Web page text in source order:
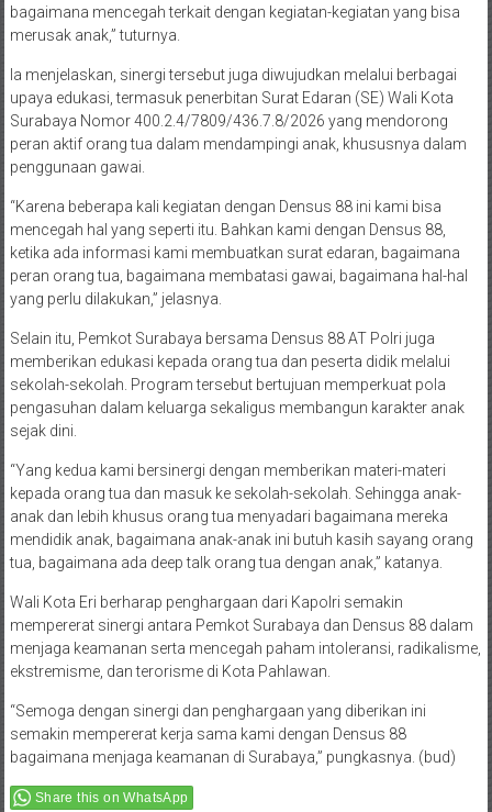
bagaimana mencegah terkait dengan kegiatan-kegiatan yang bisa
merusak anak,” tuturnya.
Ia menjelaskan, sinergi tersebut juga diwujudkan melalui berbagai
upaya edukasi, termasuk penerbitan Surat Edaran (SE) Wali Kota
Surabaya Nomor 400.2.4/7809/436.7.8/2026 yang mendorong
peran aktif orang tua dalam mendampingi anak, khususnya dalam
penggunaan gawai.
“Karena beberapa kali kegiatan dengan Densus 88 ini kami bisa
mencegah hal yang seperti itu. Bahkan kami dengan Densus 88,
ketika ada informasi kami membuatkan surat edaran, bagaimana
peran orang tua, bagaimana membatasi gawai, bagaimana hal-hal
yang perlu dilakukan,” jelasnya.
Selain itu, Pemkot Surabaya bersama Densus 88 AT Polri juga
memberikan edukasi kepada orang tua dan peserta didik melalui
sekolah-sekolah. Program tersebut bertujuan memperkuat pola
pengasuhan dalam keluarga sekaligus membangun karakter anak
sejak dini.
“Yang kedua kami bersinergi dengan memberikan materi-materi
kepada orang tua dan masuk ke sekolah-sekolah. Sehingga anak-
anak dan lebih khusus orang tua menyadari bagaimana mereka
mendidik anak, bagaimana anak-anak ini butuh kasih sayang orang
tua, bagaimana ada deep talk orang tua dengan anak,” katanya.
Wali Kota Eri berharap penghargaan dari Kapolri semakin
mempererat sinergi antara Pemkot Surabaya dan Densus 88 dalam
menjaga keamanan serta mencegah paham intoleransi, radikalisme,
ekstremisme, dan terorisme di Kota Pahlawan.
“Semoga dengan sinergi dan penghargaan yang diberikan ini
semakin mempererat kerja sama kami dengan Densus 88
bagaimana menjaga keamanan di Surabaya,” pungkasnya. (bud)
Share this on WhatsApp